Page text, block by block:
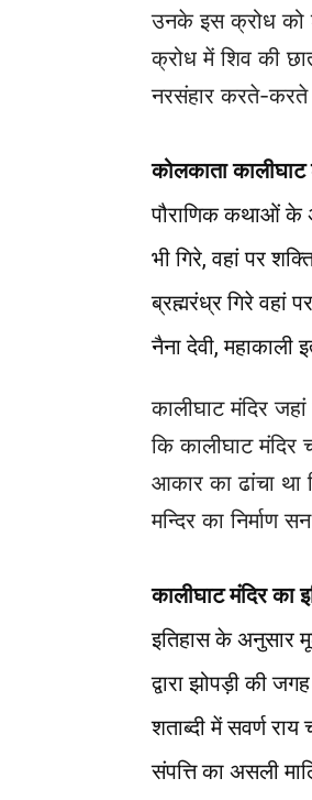
उनके इस क्रोध को
क्रोध में शिव की
नरसंहार करते-करते
कोलकाता
पौराणिक कथाओं के
भी गिरे, वहां पर
ब्रह्मरंध्र गिरे वहां
नैना देवी, महाकाली
कालीघाट मंदिर
कि कालीघाट
आकार का ढांचा था
मन्दिर का निर्माण
कालीघाट मंदिर का
इतिहास के अनुसार
द्वारा झोपड़ी की
शताब्दी में सवर्ण
संपत्ति का असली